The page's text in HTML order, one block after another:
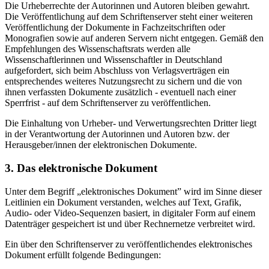
Die Urheberrechte der Autorinnen und Autoren bleiben gewahrt.
Die Veröffentlichung auf dem Schriftenserver steht einer weiteren
Veröffentlichung der Dokumente in Fachzeitschriften oder
Monografien sowie auf anderen Servern nicht entgegen. Gemäß den
Empfehlungen des Wissenschaftsrats werden alle
Wissenschaftlerinnen und Wissenschaftler in Deutschland
aufgefordert, sich beim Abschluss von Verlagsverträgen ein
entsprechendes weiteres Nutzungsrecht zu sichern und die von
ihnen verfassten Dokumente zusätzlich - eventuell nach einer
Sperrfrist - auf dem Schriftenserver zu veröffentlichen.
Die Einhaltung von Urheber- und Verwertungsrechten Dritter liegt
in der Verantwortung der Autorinnen und Autoren bzw. der
Herausgeber/innen der elektronischen Dokumente.
3. Das elektronische Dokument
Unter dem Begriff „elektronisches Dokument” wird im Sinne dieser
Leitlinien ein Dokument verstanden, welches auf Text, Grafik,
Audio- oder Video-Sequenzen basiert, in digitaler Form auf einem
Datenträger gespeichert ist und über Rechnernetze verbreitet wird.
Ein über den Schriftenserver zu veröffentlichendes elektronisches
Dokument erfüllt folgende Bedingungen: